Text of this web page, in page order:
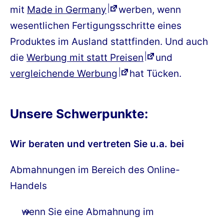
mit Made in Germany
werben, wenn
wesentlichen Fertigungsschritte eines
Produktes im Ausland stattfinden. Und auch
die Werbung mit statt Preisen
und
vergleichende Werbung
hat Tücken.
Unsere Schwerpunkte:
Wir beraten und vertreten Sie u.a. bei
Abmahnungen im Bereich des Online-
Handels
wenn Sie eine Abmahnung im